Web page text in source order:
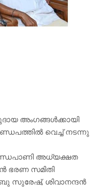
അംഗങ്ങൾക്കായി
വെച്ച് നടന്നു
അധ്യക്ഷത
ഭരണ സമിതി
സുരേഷ്, ശിവാനന്ദൻ